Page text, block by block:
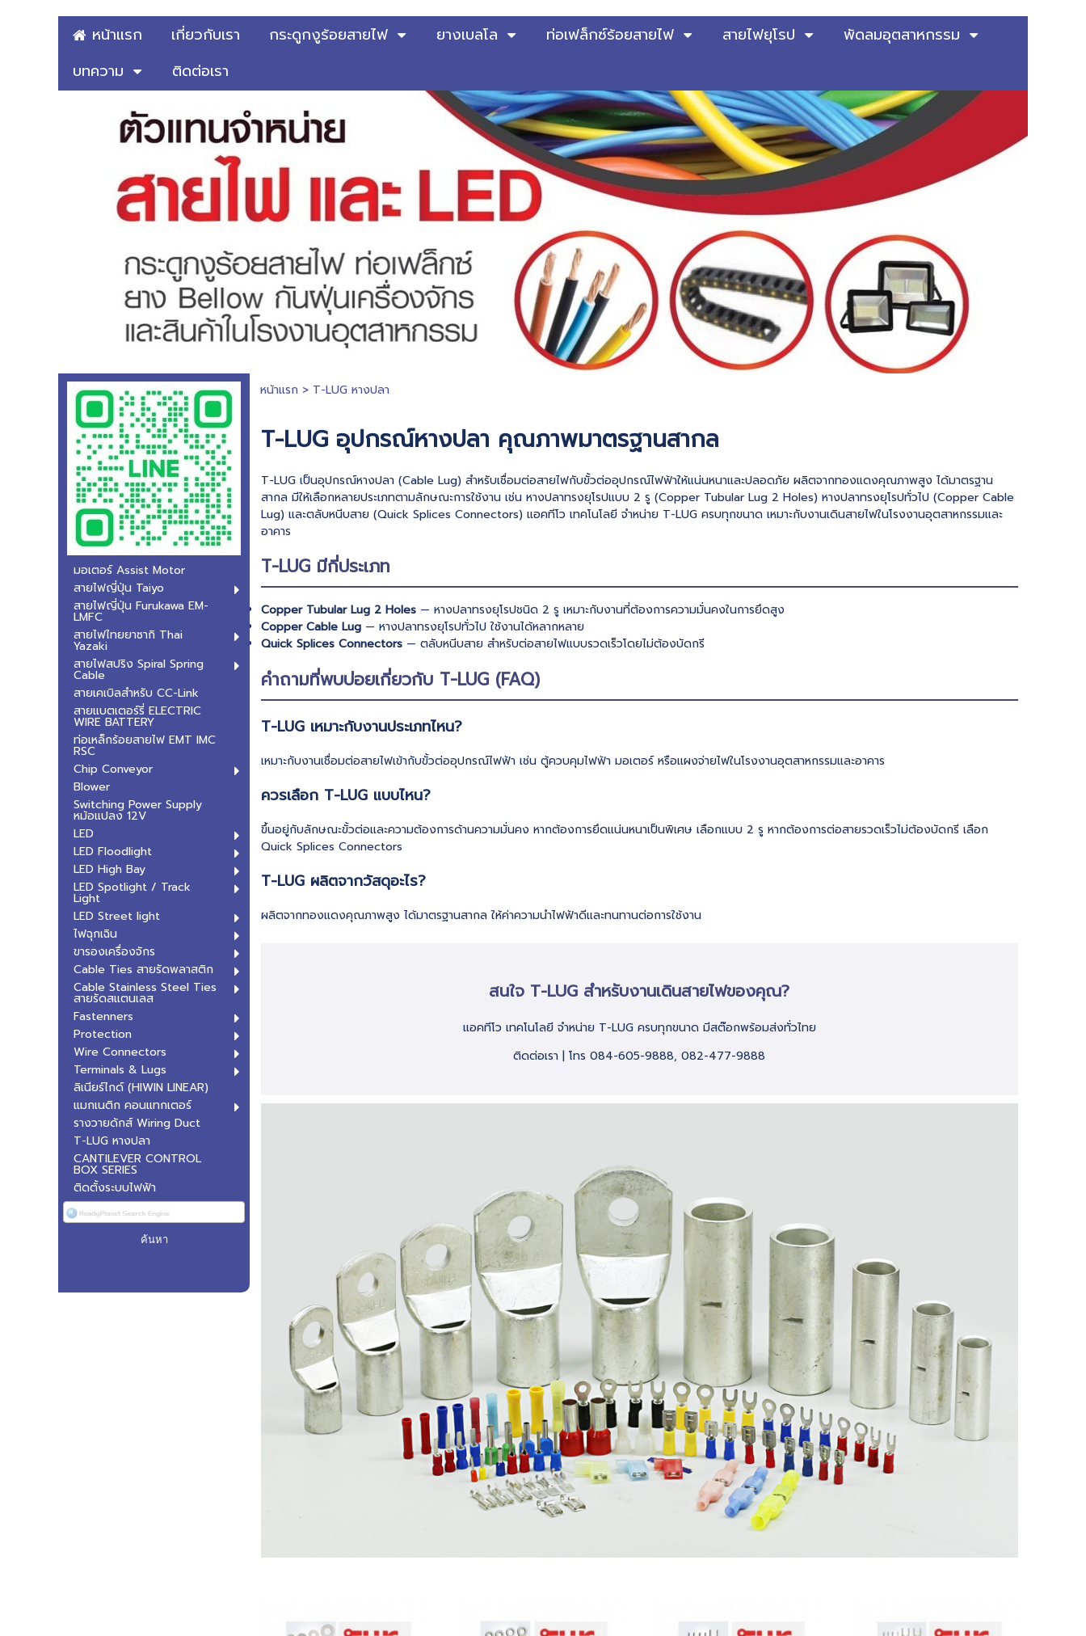
หน้าแรก เกี่ยวกับเรา กระดูกงูร้อยสายไฟ ยางเบลโล ท่อเฟล็กซ์ร้อยสายไฟ สายไฟยุโรป
พัดลมอุตสาหกรรม
บทความ
ติดต่อเรา
มอเตอร์ Assist Motor
สายไฟญี่ปุ่น Taiyo
สายไฟญี่ปุ่น Furukawa EM-
LMFC
สายไฟไทยยาซากิ Thai
Yazaki
สายไฟสปริง Spiral Spring
Cable
สายเคเบิลสำหรับ CC-Link
สายแบตเตอร์รี่ ELECTRIC
WIRE BATTERY
ท่อเหล็กร้อยสายไฟ EMT IMC
RSC
Chip Conveyor
Blower
Switching Power Supply
หม้อแปลง 12V
LED
LED Floodlight
LED High Bay
LED Spotlight / Track
Light
LED Street light
ไฟฉุกเฉิน
ขารองเครื่องจักร
Cable Ties สายรัดพลาสติก
Cable Stainless Steel Ties
สายรัดสแตนเลส
Fastenners
Protection
Wire Connectors
Terminals & Lugs
ลิเนียร์ไกด์ (HIWIN LINEAR)
แมกเนติก คอนแทกเตอร์
รางวายดักส์ Wiring Duct
T-LUG หางปลา
CANTILEVER CONTROL
BOX SERIES
ติดตั้งระบบไฟฟ้า
หน้าแรก > T-LUG หางปลา
T-LUG อุปกรณ์หางปลา คุณภาพมาตรฐานสากล
T-LUG เป็นอุปกรณ์หางปลา (Cable Lug) สำหรับเชื่อมต่อสายไฟกับขั้วต่ออุปกรณ์ไฟฟ้าให้แน่นหนาและปลอดภัย ผลิตจากทองแดงคุณภาพสูง ได้มาตรฐาน
สากล มีให้เลือกหลายประเภทตามลักษณะการใช้งาน เช่น หางปลาทรงยุโรปแบบ 2 รู (Copper Tubular Lug 2 Holes) หางปลาทรงยุโรปทั่วไป (Copper Cable
Lug) และตลับหนีบสาย (Quick Splices Connectors) แอคทีโว เทคโนโลยี จำหน่าย T-LUG ครบทุกขนาด เหมาะกับงานเดินสายไฟในโรงงานอุตสาหกรรมและ
อาคาร
T-LUG มีกี่ประเภท
Copper Tubular Lug 2 Holes— หางปลาทรงยุโรปชนิด 2 รู เหมาะกับงานที่ต้องการความมั่นคงในการยึดสูง
Copper Cable Lug— หางปลาทรงยุโรปทั่วไป ใช้งานได้หลากหลาย
Quick Splices Connectors— ตลับหนีบสาย สำหรับต่อสายไฟแบบรวดเร็วโดยไม่ต้องบัดกรี
คำถามที่พบบ่อยเกี่ยวกับ T-LUG (FAQ)
T-LUG เหมาะกับงานประเภทไหน?
เหมาะกับงานเชื่อมต่อสายไฟเข้ากับขั้วต่ออุปกรณ์ไฟฟ้า เช่น ตู้ควบคุมไฟฟ้า มอเตอร์ หรือแผงจ่ายไฟในโรงงานอุตสาหกรรมและอาคาร
ควรเลือก T-LUG แบบไหน?
ขึ้นอยู่กับลักษณะขั้วต่อและความต้องการด้านความมั่นคง หากต้องการยึดแน่นหนาเป็นพิเศษ เลือกแบบ 2 รู หากต้องการต่อสายรวดเร็วไม่ต้องบัดกรี เลือก
Quick Splices Connectors
T-LUG ผลิตจากวัสดุอะไร?
ผลิตจากทองแดงคุณภาพสูง ได้มาตรฐานสากล ให้ค่าความนำไฟฟ้าดีและทนทานต่อการใช้งาน
สนใจ T-LUG สำหรับงานเดินสายไฟของคุณ?
แอคทีโว เทคโนโลยี จำหน่าย T-LUG ครบทุกขนาด มีสต๊อกพร้อมส่งทั่วไทย
ติดต่อเรา | โทร 084-605-9888, 082-477-9888